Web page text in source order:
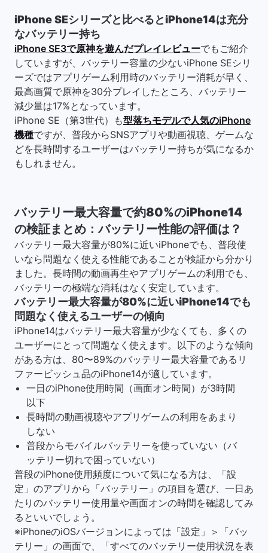
iPhone SEシリーズと比べるとiPhone14は充分
なバッテリー持ち
iPhone SE3で原神を遊んだプレイレビューでもご紹介
していますが、バッテリー容量の少ないiPhone SEシリ
ーズではアプリゲーム利用時のバッテリー消耗が早く、
最高画質で原神を30分プレイしたところ、バッテリー
減少量は17%となっています。
iPhone SE（第3世代）も型落ちモデルで人気のiPhone
機種ですが、普段からSNSアプリや動画視聴、ゲームな
どを長時間するユーザーはバッテリー持ちが気になるか
もしれません。
バッテリー最大容量で約80%のiPhone14
の検証まとめ：バッテリー性能の評価は？
バッテリー最大容量が80%に近いiPhoneでも、普段使
いなら問題なく使える性能であることが検証から分かり
ました。長時間の動画再生やアプリゲームの利用でも、
バッテリーの極端な消耗はなく安定しています。
バッテリー最大容量が80%に近いiPhone14でも
問題なく使えるユーザーの傾向
iPhone14はバッテリー最大容量が少なくても、多くの
ユーザーにとって問題なく使えます。以下のような傾向
がある方は、80〜89%のバッテリー最大容量であるリ
ファービッシュ品のiPhone14が適しています。
一日のiPhone使用時間（画面オン時間）が3時間
以下
長時間の動画視聴やアプリゲームの利用をあまり
しない
普段からモバイルバッテリーを使っていない（バ
ッテリー切れで困っていない）
普段のiPhone使用頻度について気になる方は、「設
定」のアプリから「バッテリー」の項目を選び、一日あ
たりのバッテリー使用量や画面オンの時間を確認してみ
るといいでしょう。
※iPhoneのiOSバージョンによっては「設定」＞「バッ
テリー」の画面で、「すべてのバッテリー使用状況を表